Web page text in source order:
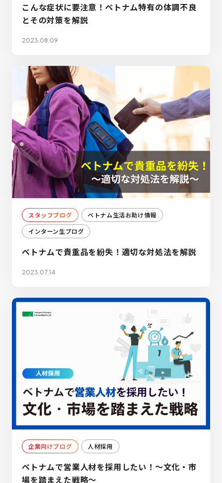
こんな症状に要注意！ベトナム特有の体調不良
とその対策を解説
2023.08.09
スタッフブログ
ベトナム生活お助け情報
インターン生ブログ
ベトナムで貴重品を紛失！適切な対処法を解説
2023.07.14
企業向けブログ 人材採用
ベトナムで営業人材を採用したい！～文化・市
場を踏まえた戦略～